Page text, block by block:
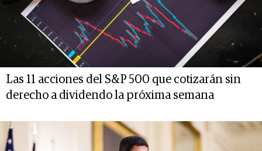
Las 11 acciones del S&P 500 que cotizarán sin
derecho a dividendo la próxima semana